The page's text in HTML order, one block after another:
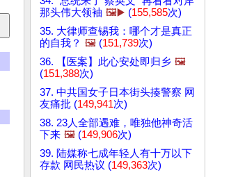
那头伟大领袖 🖼️▶️ (155,585次)
35. 大律师查锡我：哪个才是真正
的自我？ 🖼️ (151,739次)
36. 【医案】此心安处即归乡 🖼️
(151,388次)
37. 中共国女子日本街头揍警察 网
友痛批 (149,941次)
38. 23人全部遇难，唯独他神奇活
下来 🖼️ (149,906次)
39. 陆媒称七成年轻人有十万以下
存款 网民热议 (149,363次)